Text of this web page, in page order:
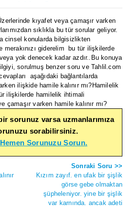
kıyafet veya çamaşır varken
sıklıkla bu tür sorular geliyor.
cinsel konularda bilgisizlikten
merakınızı giderelim bu tür ilişkilerde
yok denecek kadar azdır..Bu konuya
sorulmuş benzer soru ve Tahlil.com
aşağıdaki bağlantılarda
ilişkide hamile kalınır mı?Hamilelik
ilişkilerde hamilelik ihtimali
çamaşır varken hamile kalınır mı?
sorunuz varsa uzmanlarımıza
sorabilirsiniz.
Hemen Sorunuzu Sorun.
Sonraki Soru >>
Kızım zayıf. en ufak bir şişlik
görse gebe olmaktan
şüpheleniyor. yine bir şişlik
var karnında. ancak adeti